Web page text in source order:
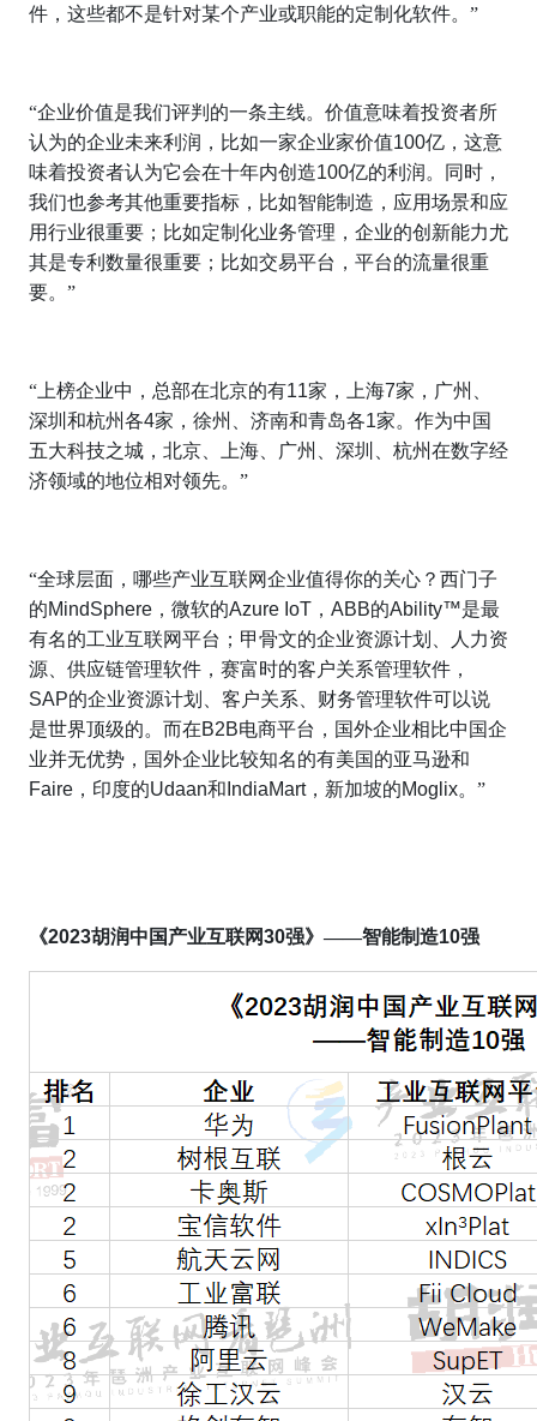
件，这些都不是针对某个产业或职能的定制化软件。”
“企业价值是我们评判的一条主线。价值意味着投资者所
认为的企业未来利润，比如一家企业家价值100亿，这意
味着投资者认为它会在十年内创造100亿的利润。同时，
我们也参考其他重要指标，比如智能制造，应用场景和应
用行业很重要；比如定制化业务管理，企业的创新能力尤
其是专利数量很重要；比如交易平台，平台的流量很重
要。”
“上榜企业中，总部在北京的有11家，上海7家，广州、
深圳和杭州各4家，徐州、济南和青岛各1家。作为中国
五大科技之城，北京、上海、广州、深圳、杭州在数字经
济领域的地位相对领先。”
“全球层面，哪些产业互联网企业值得你的关心？西门子
的MindSphere ，微软的Azure IoT ， ABB的Ability™是最
有名的工业互联网平台；甲骨文的企业资源计划、人力资
源、供应链管理软件，赛富时的客户关系管理软件，
SAP的企业资源计划、客户关系、财务管理软件可以说
是世界顶级的。而在B2B电商平台，国外企业相比中国企
业并无优势，国外企业比较知名的有美国的亚马逊和
Faire ，印度的Udaan和 IndiaMart，新加坡的Moglix。”
《2023胡润中国产业互联网30强》——智能制造10强